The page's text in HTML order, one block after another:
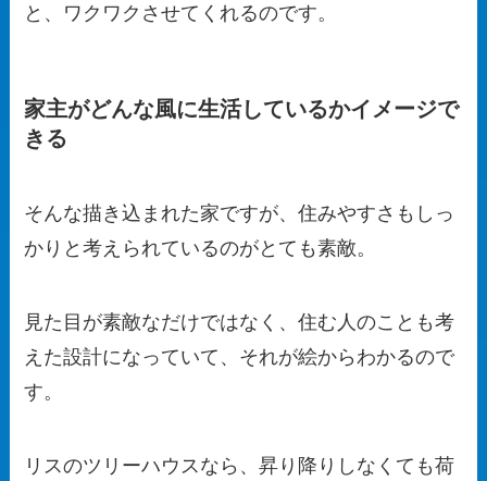
と、ワクワクさせてくれるのです。
家主がどんな風に生活しているかイメージで
きる
そんな描き込まれた家ですが、住みやすさもしっ
かりと考えられているのがとても素敵。
見た目が素敵なだけではなく、住む人のことも考
えた設計になっていて、それが絵からわかるので
す。
リスのツリーハウスなら、昇り降りしなくても荷